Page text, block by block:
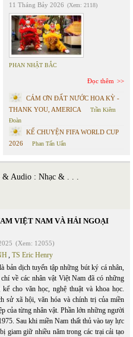
11 Tháng Bảy 2026 (Xem: 2118)
PHAN NHẬT BẮC
Đọc thêm
CÁM ƠN ĐẤT NƯỚC HOA KỲ -
THANK YOU, AMERICA
Trần Kiêm
Đoàn
KỂ CHUYỆN FIFA WORLD CUP
2026
Phan Tấn Uẩn
& Audio : Nhạc & . . .
VIỆT NAM VÀ HẢI NGOẠI
(Xem: 12055)
, TS Eric Henry
bản dịch tuyển tập những bút ký cá nhân,
về các nhân vật Việt Nam đã có những
kể cho văn học, nghệ thuật và khoa học.
sử xã hội, văn hóa và chính trị của miền
của từng nhân vật. Phần lớn những người
Sau khi miền Nam thất thủ vào tay lực
giam giữ nhiều năm trong các trại cải tạo